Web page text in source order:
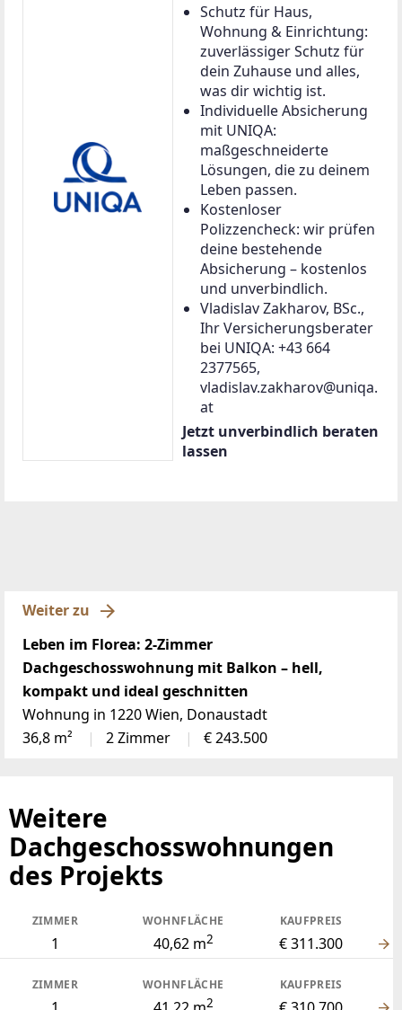
Schutz für Haus,
Wohnung & Einrichtung:
zuverlässiger Schutz für
dein Zuhause und alles,
was dir wichtig ist.
Individuelle Absicherung
mit UNIQA:
maßgeschneiderte
Lösungen, die zu deinem
Leben passen.
Kostenloser
Polizzencheck: wir prüfen
deine bestehende
Absicherung – kostenlos
und unverbindlich.
Vladislav Zakharov, BSc.,
Ihr Versicherungsberater
bei UNIQA: +43 664
2377565,
vladislav.zakharov@uniqa.
at
Jetzt unverbindlich beraten
lassen
Weiter zu
Leben im Florea: 2-Zimmer
Dachgeschosswohnung mit Balkon – hell,
kompakt und ideal geschnitten
Wohnung in 1220 Wien, Donaustadt
36,8 m²
2 Zimmer € 243.500
Weitere
Dachgeschosswohnungen
des Projekts
ZIMMER
1
WOHNFLÄCHE
40,62 m2
KAUFPREIS
€ 311.300
ZIMMER WOHNFLÄCHE
2
KAUFPREIS